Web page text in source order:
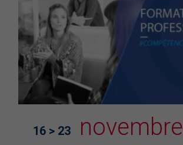
16 > 23 novembre